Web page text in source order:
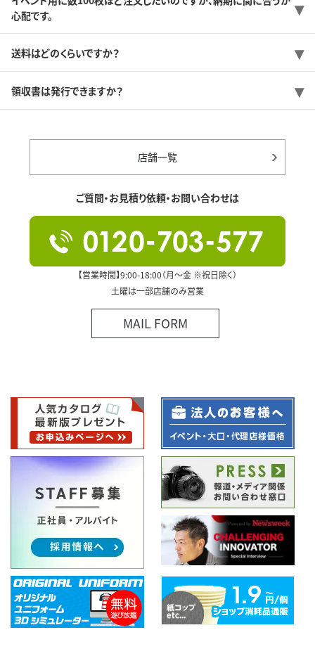
心配です。
送料はどのくらいですか？
領収書は発行できますか？
店舗一覧
ご質問・お見積り依頼・お問い合わせは
【営業時間】9:00-18:00（月～金 ※祝日除く）
土曜は一部店舗のみ営業
MAIL FORM